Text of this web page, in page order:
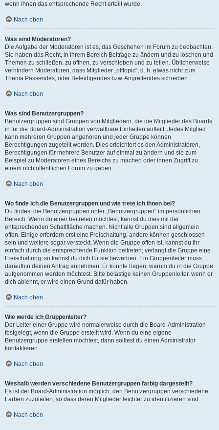
wenn ihnen das entsprechende Recht erteilt wurde.
Nach oben
Was sind Moderatoren?
Die Aufgabe der Moderatoren ist es, das Geschehen im Forum zu beobachten.
Sie haben das Recht, in ihrem Bereich Beiträge zu ändern und zu löschen und
Themen zu schließen, zu öffnen, zu verschieben und zu teilen. Üblicherweise
verhindern Moderatoren, dass Mitglieder „offtopic“, d. h. etwas nicht zum
Thema Passendes, oder Beleidigendes bzw. Angreifendes schreiben.
Nach oben
Was sind Benutzergruppen?
Benutzergruppen sind Gruppen von Mitgliedern, die die Mitglieder des Boards
in für die Board-Administration verwaltbare Einheiten aufteilt. Jedes Mitglied
kann mehreren Gruppen angehören und jeder Gruppe können
Berechtigungen zugeteilt werden. Dies erleichtert es den Administratoren,
Berechtigungen für mehrere Benutzer auf einmal zu ändern und sie zum
Beispiel zu Moderatoren eines Bereichs zu machen oder ihnen Zugriff zu
einem nichtöffentlichen Forum zu geben.
Nach oben
Wo finde ich die Benutzergruppen und wie trete ich ihnen bei?
Du findest die Benutzergruppen unter „Benutzergruppen“ im persönlichen
Bereich. Wenn du einer beitreten möchtest, kannst du dies mit der
entsprechenden Schaltfläche machen. Nicht alle Gruppen sind allgemein
offen. Einige erfordern erst eine Freischaltung, andere können geschlossen
sein und weitere sogar versteckt. Wenn die Gruppe offen ist, kannst du ihr
einfach durch die entsprechende Funktion beitreten; verlangt die Gruppe eine
Freischaltung, so kannst du dich für sie bewerben. Ein Gruppenleiter muss
daraufhin deinen Antrag annehmen. Er könnte fragen, warum du in die Gruppe
aufgenommen werden möchtest. Bitte belästige keinen Gruppenleiter, wenn er
dich ablehnt, er wird einen Grund dafür haben.
Nach oben
Wie werde ich Gruppenleiter?
Der Leiter einer Gruppe wird normalerweise durch die Board-Administration
festgelegt, wenn die Gruppe erstellt wird. Wenn du eine eigene
Benutzergruppe erstellen möchtest, dann solltest du einen Administrator
kontaktieren.
Nach oben
Weshalb werden verschiedene Benutzergruppen farbig dargestellt?
Es ist der Board-Administration möglich, den Benutzergruppen verschiedene
Farben zuzuteilen, so dass deren Mitglieder leichter zu identifizieren sind.
Nach oben